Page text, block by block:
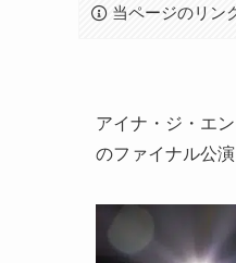
当ページのリン
アイナ・ジ・エ
のファイナル公